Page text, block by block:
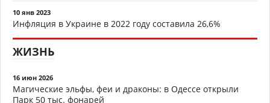
10 янв 2023
Инфляция в Украине в 2022 году составила 26,6%
ЖИЗНЬ
16 июн 2026
Магические эльфы, феи и драконы: в Одессе открыли
Парк 50 тыс. фонарей